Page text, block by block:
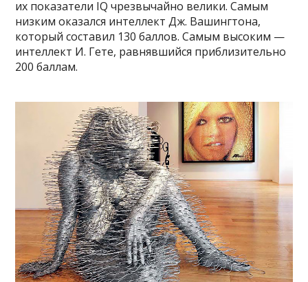
их показатели IQ чрезвычайно велики. Самым
низким оказался интеллект Дж. Вашингтона,
который составил 130 баллов. Самым высоким —
интеллект И. Гете, равнявшийся приблизительно
200 баллам.